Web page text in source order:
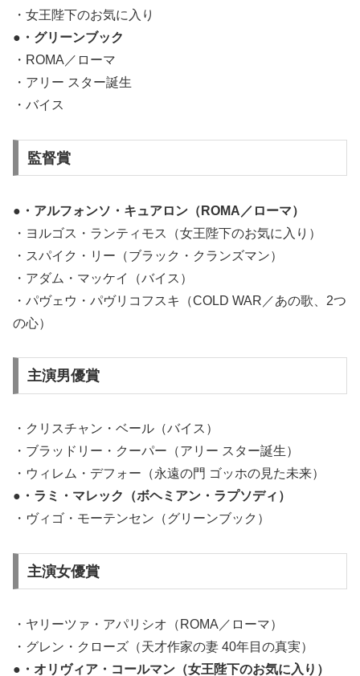
・女王陛下のお気に入り
●・グリーンブック
・ROMA／ローマ
・アリー スター誕生
・バイス
監督賞
●・アルフォンソ・キュアロン（ROMA／ローマ）
・ヨルゴス・ランティモス（女王陛下のお気に入り）
・スパイク・リー（ブラック・クランズマン）
・アダム・マッケイ（バイス）
・パヴェウ・パヴリコフスキ（COLD WAR／あの歌、2つ
の心）
主演男優賞
・クリスチャン・ベール（バイス）
・ブラッドリー・クーパー（アリー スター誕生）
・ウィレム・デフォー（永遠の門 ゴッホの見た未来）
●・ラミ・マレック（ボヘミアン・ラプソディ）
・ヴィゴ・モーテンセン（グリーンブック）
主演女優賞
・ヤリーツァ・アパリシオ（ROMA／ローマ）
・グレン・クローズ（天才作家の妻 40年目の真実）
●・オリヴィア・コールマン（女王陛下のお気に入り）